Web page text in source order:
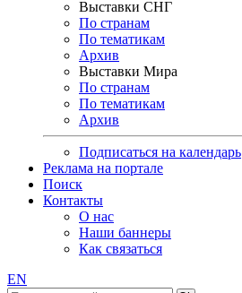
Выставки СНГ
По странам
По тематикам
Архив
Выставки Мира
По странам
По тематикам
Архив
Подписаться на календарь
Реклама на портале
Поиск
Контакты
О нас
Наши баннеры
Как связаться
EN